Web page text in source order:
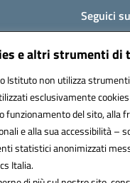
e altri strumenti di
Istituto non utilizza
esclusivamente
funzionamento del sito, alla
e alla sua accessibilità –
statistici anonimizzati
Italia.
Seguici